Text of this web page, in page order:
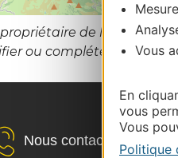
Vous
En
vous
Vous
Politique
de
ou compléter cette
Nous contacter